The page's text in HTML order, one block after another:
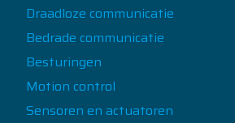
Draadloze communicatie
Bedrade communicatie
Besturingen
Motion control
Sensoren en actuatoren